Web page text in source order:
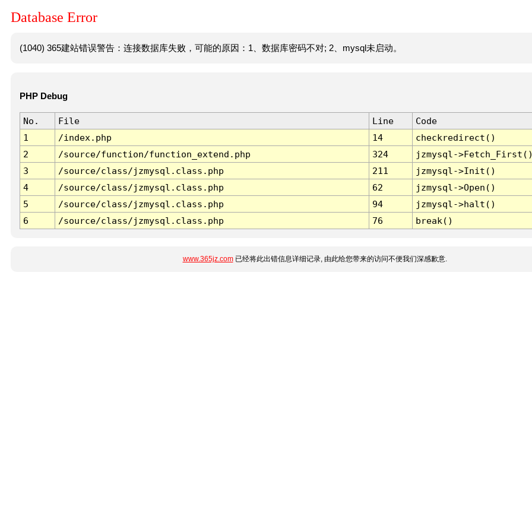
Database Error
(1040) 365建站错误警告：连接数据库失败，可能的原因：1、数据库密码不对; 2、mysql未启动。
PHP Debug
No. File Line
Code
1
/index.php 14
checkredirect()
2
/source/function/function_extend.php 324
jzmysql-
3
/source/class/jzmysql.class.php 211
jzmysql->Init()
4
/source/class/jzmysql.class.php 62
jzmysql->Open()
5
/source/class/jzmysql.class.php 94
jzmysql->halt()
6
/source/class/jzmysql.class.php 76 break()
www.365jz.com已经将此出错信息详细记录, 由此给您带来的访问不便我们深感歉意.